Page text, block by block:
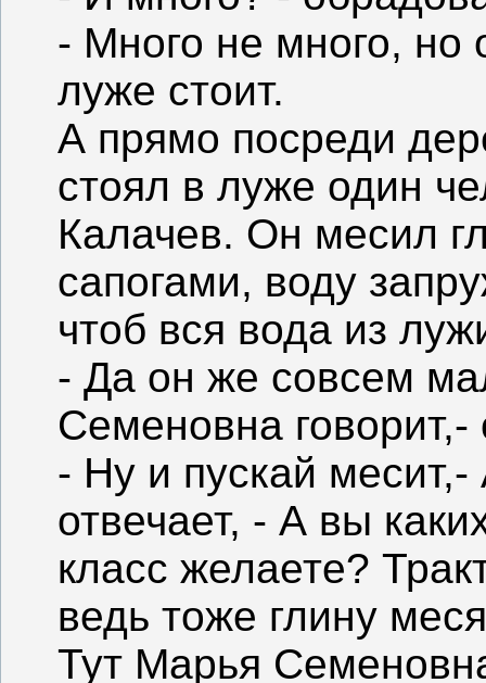
- Много не много, но
луже стоит.
А прямо посреди
стоял в луже один
Калачев. Он месил
сапогами, воду
чтоб вся вода из
- Да он же совсем
Семеновна
- Ну и пускай
отвечает, - А вы
класс желаете?
ведь тоже глину
Тут Марья